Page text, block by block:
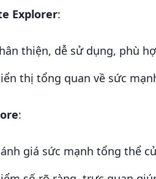
Explorer:
thiện, dễ sử dụng, phù
thị tổng quan về sức
:
giá sức mạnh tổng thể